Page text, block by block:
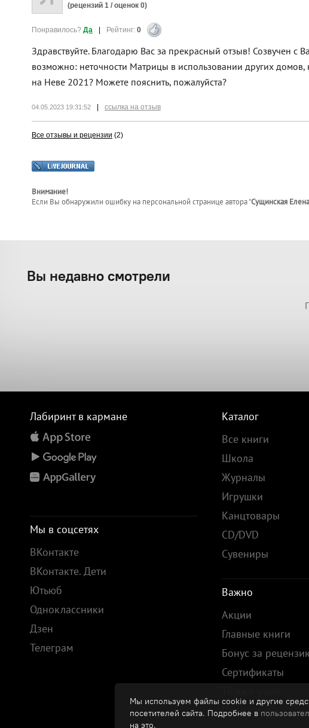
(рецензий 1 / оценок 0)
Понравилось? Да | Рейтинг: 0
Здравствуйте. Благодарю Вас за прекрасный отзыв! Созвучен с
возможно: неточности Матрицы в использовании других
на Неве 2021? Можете пояснить, пожалуйста?
04.05.2023 19:31:52 ссылка на отзыв
Все отзывы и рецензии (2)
Внимание!
Если Вы обнаружили ошибку на персональной странице автора "Сущинская
Мы используем файлы cookie и другие
посетителей сайта. Подробнее в
на это.
Вы недавно смотрели
Лабиринт в кармане
Мы в соцсетях
ВКонтакте
ВКонтакте. Дети
Ютьюб
Одноклассники
Дзен
Телеграм
Каталог
Все книги
Школа
Журналы
Игрушки
Канцтовары
CD/DVD
Сувениры
Важно
Акции
Главные книги
Бонус за
Сертификаты
Предзаказы